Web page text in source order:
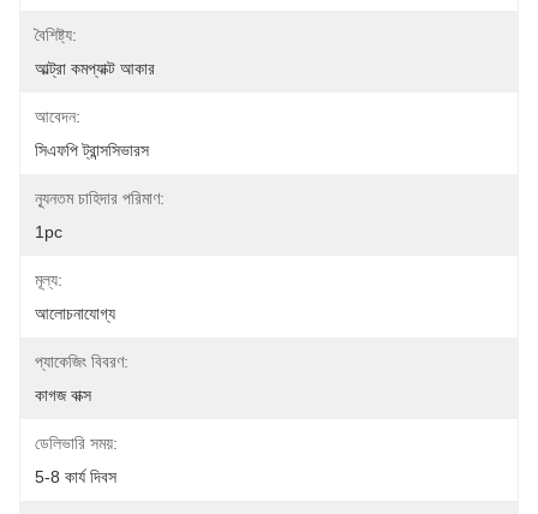
বৈশিষ্ট্য:
আল্ট্রা কমপ্যাক্ট আকার
আবেদন:
সিএফপি ট্রান্সসিভারস
ন্যূনতম চাহিদার পরিমাণ:
1pc
মূল্য:
আলোচনাযোগ্য
প্যাকেজিং বিবরণ:
কাগজ বাক্স
ডেলিভারি সময়:
5-8 কার্য দিবস